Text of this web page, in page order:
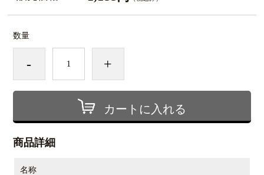
数量
- +
カートに入れる
商品詳細
名称